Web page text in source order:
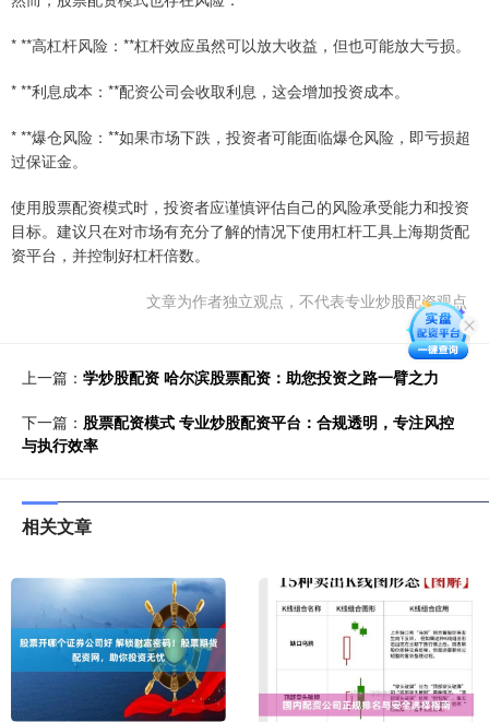
* **高杠杆风险：**杠杆效应虽然可以放大收益，但也可能放大亏损。
* **利息成本：**配资公司会收取利息，这会增加投资成本。
* **爆仓风险：**如果市场下跌，投资者可能面临爆仓风险，即亏损超
过保证金。
使用股票配资模式时，投资者应谨慎评估自己的风险承受能力和投资
目标。建议只在对市场有充分了解的情况下使用杠杆工具上海期货配
资平台，并控制好杠杆倍数。
文章为作者独立观点，不代表专业炒股配资观点
上一篇： 学炒股配资 哈尔滨股票配资：助您投资之路一臂之力
下一篇： 股票配资模式 专业炒股配资平台：合规透明，专注风控
与执行效率
相关文章